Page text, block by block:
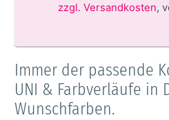
zzgl. Versandkosten,
Immer der passende
UNI & Farbverläufe in
Wunschfarben.